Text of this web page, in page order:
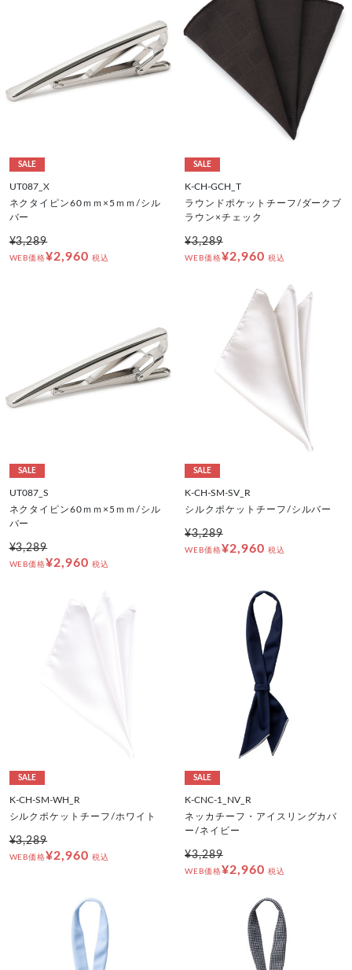
SALE
UT087_X
ネクタイピン60ｍｍ×5ｍｍ/シル
バー
¥3,289
WEB価格¥2,960 税込
SALE
K-CH-GCH_T
ラウンドポケットチーフ/ダークブ
ラウン×チェック
¥3,289
WEB価格¥2,960 税込
SALE
UT087_S
ネクタイピン60ｍｍ×5ｍｍ/シル
バー
¥3,289
WEB価格¥2,960 税込
SALE
K-CH-SM-SV_R
シルクポケットチーフ/シルバー
¥3,289
WEB価格¥2,960 税込
SALE
K-CH-SM-WH_R
シルクポケットチーフ/ホワイト
¥3,289
WEB価格¥2,960 税込
SALE
K-CNC-1_NV_R
ネッカチーフ・アイスリングカバ
ー/ネイビー
¥3,289
WEB価格¥2,960 税込